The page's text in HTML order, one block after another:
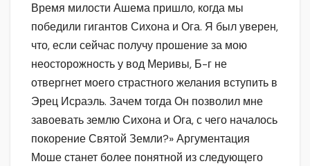
Время милости Ашема пришло, когда мы
победили гигантов Сихона и Ога. Я был уверен,
что, если сейчас получу прошение за мою
неосторожность у вод Меривы, Б-г не
отвергнет моего страстного желания вступить в
Эрец Исраэль. Зачем тогда Он позволил мне
завоевать землю Сихона и Ога, с чего началось
покорение Святой Земли?» Аргументация
Моше станет более понятной из следующего